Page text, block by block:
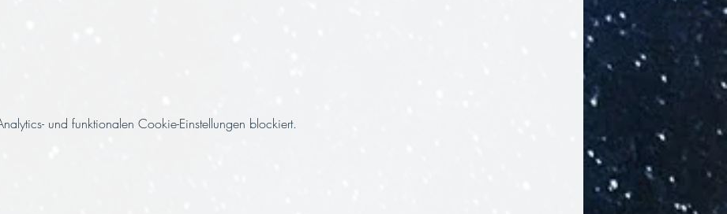
und funktionalen Cookie-Einstellungen blockiert.